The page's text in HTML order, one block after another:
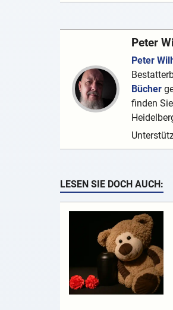
Peter
Peter
Bücher
finden
LESEN SIE DOCH AUCH: